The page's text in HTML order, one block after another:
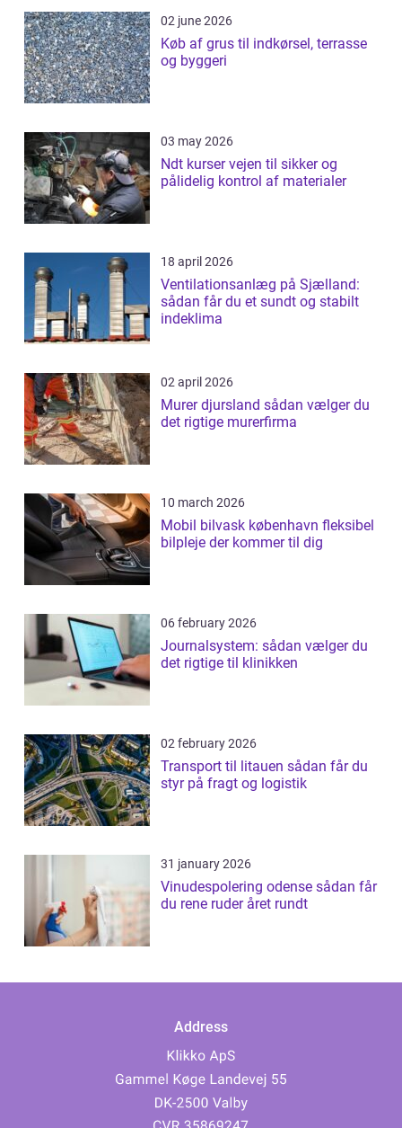
02 june 2026
Køb af grus til indkørsel, terrasse
og byggeri
03 may 2026
Ndt kurser vejen til sikker og
pålidelig kontrol af materialer
18 april 2026
Ventilationsanlæg på Sjælland:
sådan får du et sundt og stabilt
indeklima
02 april 2026
Murer djursland sådan vælger du
det rigtige murerfirma
10 march 2026
Mobil bilvask københavn fleksibel
bilpleje der kommer til dig
06 february 2026
Journalsystem: sådan vælger du
det rigtige til klinikken
02 february 2026
Transport til litauen sådan får du
styr på fragt og logistik
31 january 2026
Vinudespolering odense sådan får
du rene ruder året rundt
Address